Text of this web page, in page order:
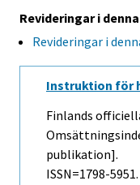
Revideringar i
Revideringar i
Instruktion för
Finlands
publikation].
ISSN=1798-